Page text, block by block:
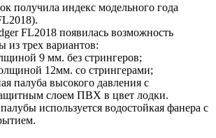
получила индекс модельного года
FL2018 появилась возможность
из трех вариантов:
9 мм. без стрингеров;
12мм. со стрингерами;
палуба высокого давления с
слоем ПВХ в цвет лодки.
используется водостойкая фанера с